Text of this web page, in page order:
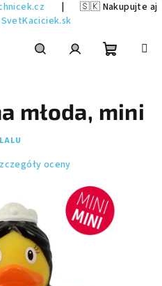
🇸🇰 Nakupujte aj
SvetKaciciek.sk
się
młoda, mini
oceny